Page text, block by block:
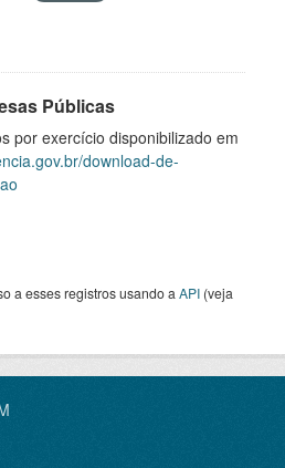
Públicas
por exercício disponibilizado em
download-de-
a esses registros usando a API (veja